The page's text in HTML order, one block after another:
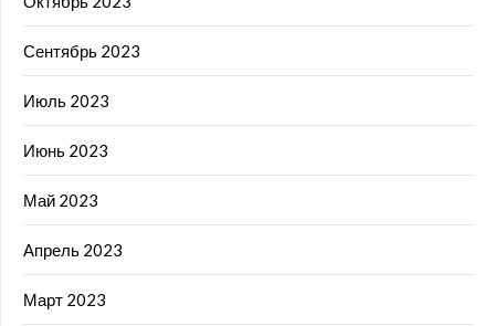
Сентябрь 2023
Июль 2023
Июнь 2023
Май 2023
Апрель 2023
Март 2023